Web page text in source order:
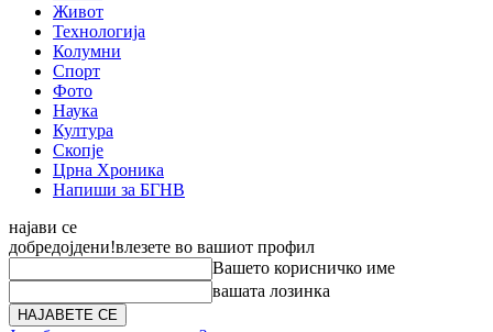
Живот
Технологија
Колумни
Спорт
Фото
Наука
Култура
Скопје
Црна Хроника
Напиши за БГНВ
најави се
добредојдени!влезете во вашиот профил
Вашето корисничко име
вашата лозинка